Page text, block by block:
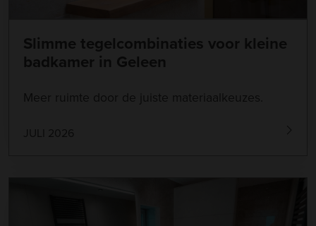
Slimme tegelcombinaties voor kleine
badkamer in Geleen
Meer ruimte door de juiste materiaalkeuzes.
JULI 2026